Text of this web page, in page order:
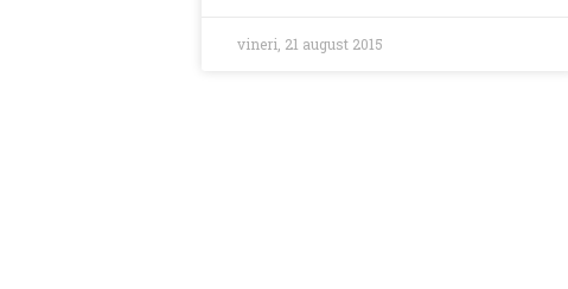
vineri, 21 august 2015